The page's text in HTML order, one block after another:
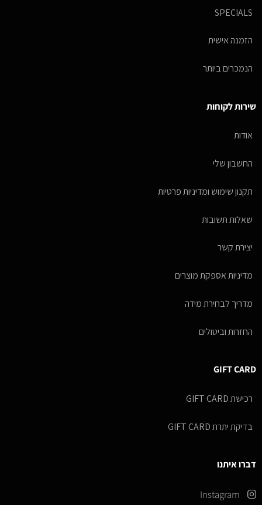
SPECIALS
הזמנה אישית
הנמכרים ביותר
שירות לקוחות
אודות
החשבון שלי
תקנון שימוש ומדיניות פרטיות
שאלות תשובות
יצירת קשר
מדיניות אספקת מוצרים
מדריך לבחירת מידה
החזרות וביטולים
GIFT CARD
רכישת GIFT CARD
בדיקת יתרת GIFT CARD
דברו איתנו
Instagram